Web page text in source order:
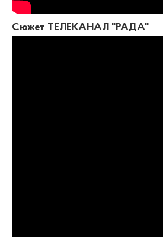
Сюжет ТЕЛЕКАНАЛ "РАДА"